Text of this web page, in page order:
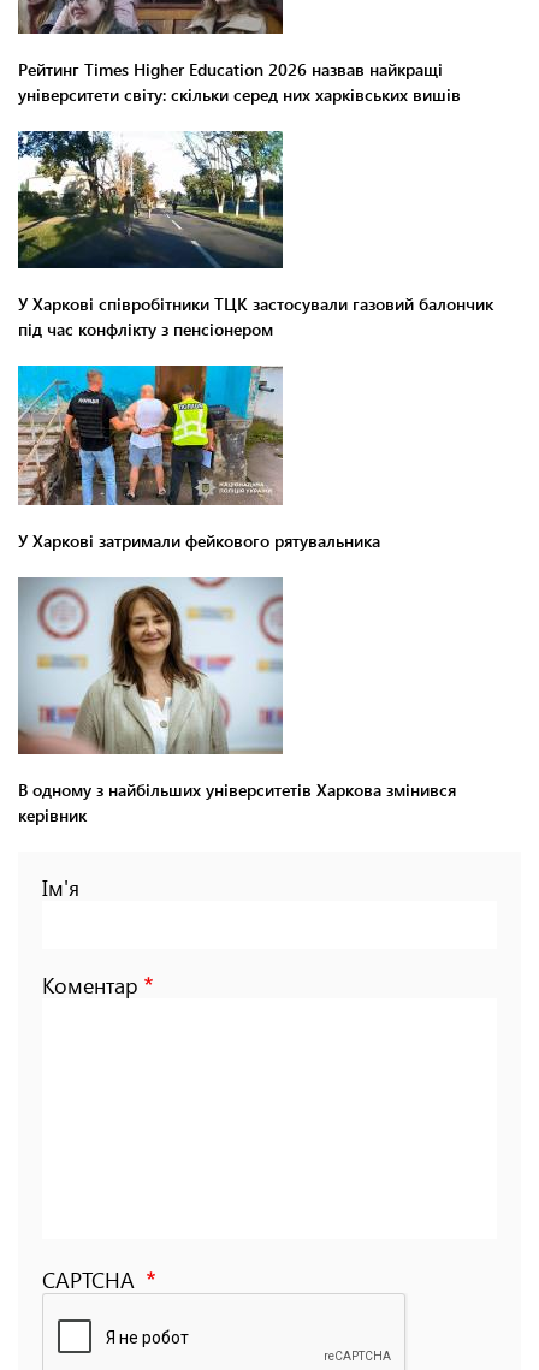
Рейтинг Times Higher Education 2026 назвав найкращі
університети світу: скільки серед них харківських вишів
У Харкові співробітники ТЦК застосували газовий балончик
під час конфлікту з пенсіонером
У Харкові затримали фейкового рятувальника
В одному з найбільших університетів Харкова змінився
керівник
Ім'я
Коментар
CAPTCHA